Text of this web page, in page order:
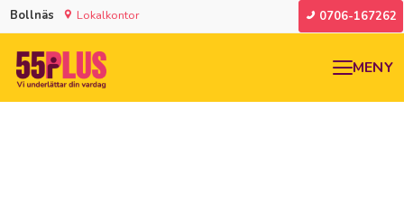
Bollnäs Lokalkontor 0706-167262
MENY